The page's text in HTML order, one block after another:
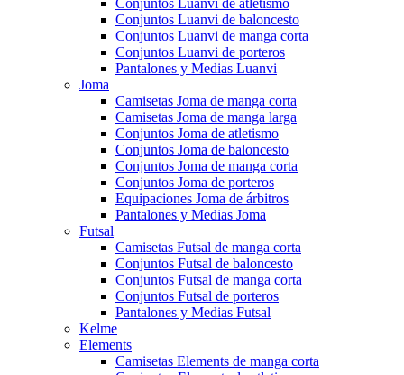
Conjuntos Luanvi de atletismo
Conjuntos Luanvi de baloncesto
Conjuntos Luanvi de manga corta
Conjuntos Luanvi de porteros
Pantalones y Medias Luanvi
Joma
Camisetas Joma de manga corta
Camisetas Joma de manga larga
Conjuntos Joma de atletismo
Conjuntos Joma de baloncesto
Conjuntos Joma de manga corta
Conjuntos Joma de porteros
Equipaciones Joma de árbitros
Pantalones y Medias Joma
Futsal
Camisetas Futsal de manga corta
Conjuntos Futsal de baloncesto
Conjuntos Futsal de manga corta
Conjuntos Futsal de porteros
Pantalones y Medias Futsal
Kelme
Elements
Camisetas Elements de manga corta